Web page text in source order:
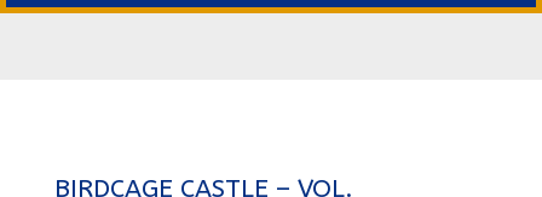
BIRDCAGE CASTLE – VOL.